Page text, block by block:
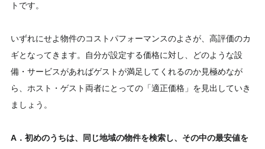
トです。
いずれにせよ物件のコストパフォーマンスのよさが、高評価のカ
ギとなってきます。自分が設定する価格に対し、どのような設
備・サービスがあればゲストが満足してくれるのか見極めなが
ら、ホスト・ゲスト両者にとっての「適正価格」を見出していき
ましょう。
A．初めのうちは、同じ地域の物件を検索し、その中の最安値を